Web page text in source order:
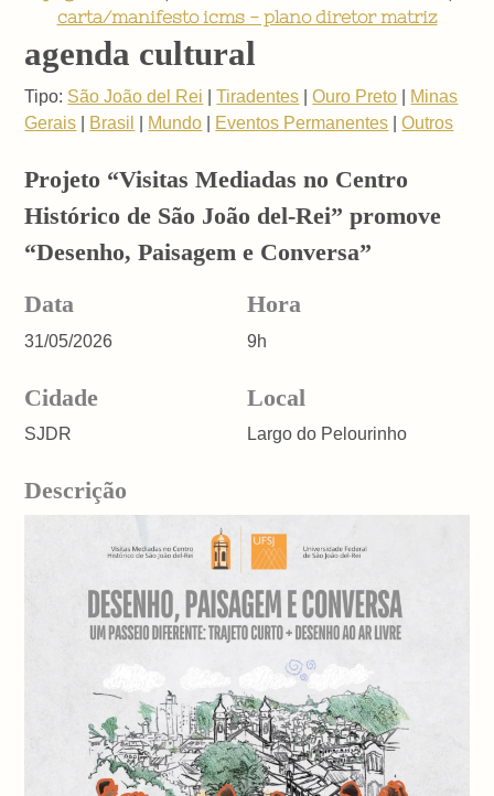
carta/manifesto icms - plano diretor matriz
agenda cultural
Tipo: São João del Rei |Tiradentes |Ouro Preto
Minas
Gerais
Brasil Mundo Eventos Permanentes |Outros
Projeto “Visitas Mediadas no Centro
Histórico de São João del-Rei” promove
“Desenho, Paisagem e Conversa”
Data
31/05/2026
Hora
9h
Cidade
SJDR
Local
Largo do Pelourinho
Descrição